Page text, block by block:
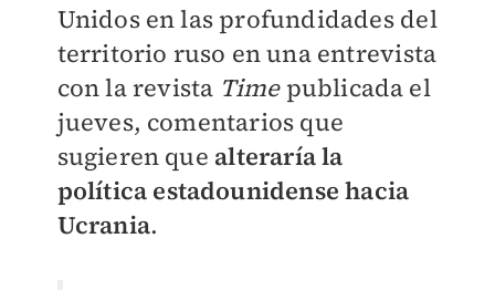
Unidos en las profundidades del
territorio ruso en una entrevista
con la revista Time publicada el
jueves, comentarios que
sugieren que alteraría la
política estadounidense hacia
Ucrania.